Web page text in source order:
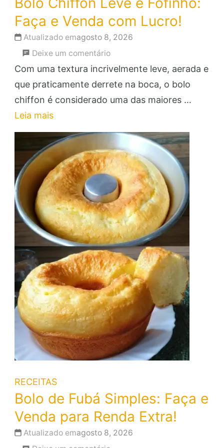
Faça e Venda com Lucro!
Atualizado emagosto 8, 2026
Deixe um comentárioem
Bolo
Chiffon
Leve
Fofinho:
Faça
e
Venda
com
Lucro!
Com uma textura incrivelmente leve, aerada e
que praticamente derrete na boca, o bolo
chiffon é considerado uma das maiores …
Leia mais
RECEITAS
Bolo de Fubá Simples: Faça e
Venda para Renda Extra!
Atualizado emagosto 8, 2026